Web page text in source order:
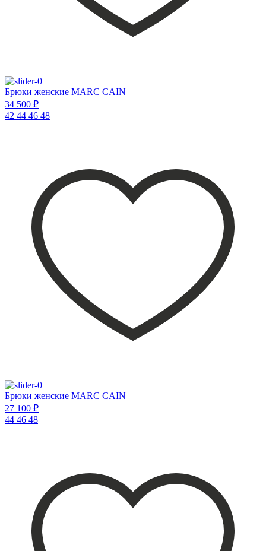
Брюки женские MARC CAIN
34 500 ₽
42 44 46 48
Брюки женские MARC CAIN
27 100 ₽
44 46 48